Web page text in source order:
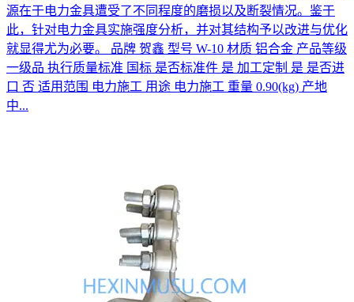
源在于电力金具遭受了不同程度的磨损以及断裂情况。鉴于
此，针对电力金具实施强度分析，并对其结构予以改进与优化
就显得尤为必要。 品牌 贺鑫 型号 W-10 材质 铝合金 产品等级
一级品 执行质量标准 国标 是否标准件 是 加工定制 是 是否进
口 否 适用范围 电力施工 用途 电力施工 重量 0.90(kg) 产地
中...